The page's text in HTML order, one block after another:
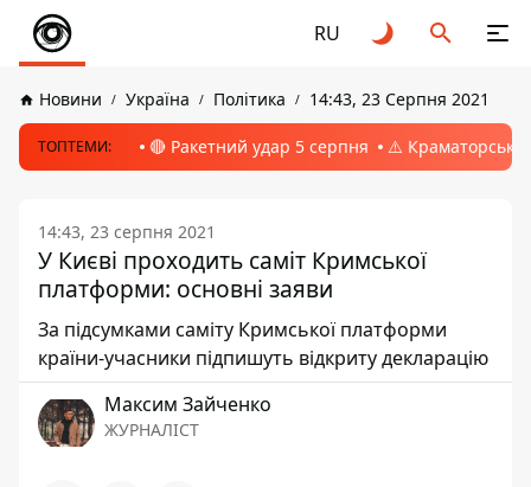
RU
Новини Україна Політика 14:43, 23 Серпня 2021
ТОПТЕМИ: 🔴 Ракетний удар 5 серпня ⚠️ Краматорськ,
14:43, 23 серпня 2021
У Києві проходить саміт Кримської
платформи: основні заяви
За підсумками саміту Кримської платформи
країни-учасники підпишуть відкриту декларацію
Максим Зайченко
ЖУРНАЛІСТ